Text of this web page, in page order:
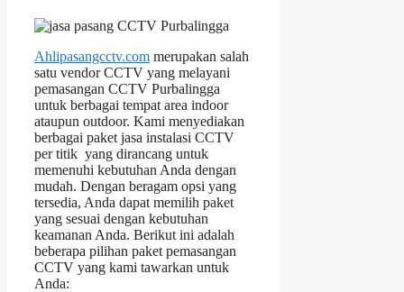
Ahlipasangcctv.com merupakan salah
satu vendor CCTV yang melayani
pemasangan CCTV Purbalingga
untuk berbagai tempat area indoor
ataupun outdoor. Kami menyediakan
berbagai paket jasa instalasi CCTV
per titik yang dirancang untuk
memenuhi kebutuhan Anda dengan
mudah. Dengan beragam opsi yang
tersedia, Anda dapat memilih paket
yang sesuai dengan kebutuhan
keamanan Anda. Berikut ini adalah
beberapa pilihan paket pemasangan
CCTV yang kami tawarkan untuk
Anda: